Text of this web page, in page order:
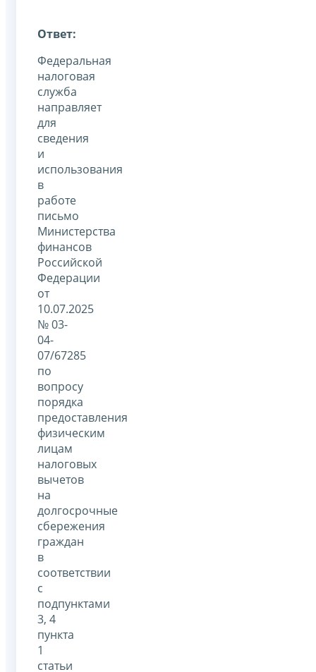
Ответ:
Федеральная
налоговая
служба
направляет
для
сведения
и
использования
в
работе
письмо
Министерства
финансов
Российской
Федерации
от
10.07.2025
№ 03-
04-
07/67285
по
вопросу
порядка
предоставления
физическим
лицам
налоговых
вычетов
на
долгосрочные
сбережения
граждан
в
соответствии
с
подпунктами
3, 4
пункта
1
статьи